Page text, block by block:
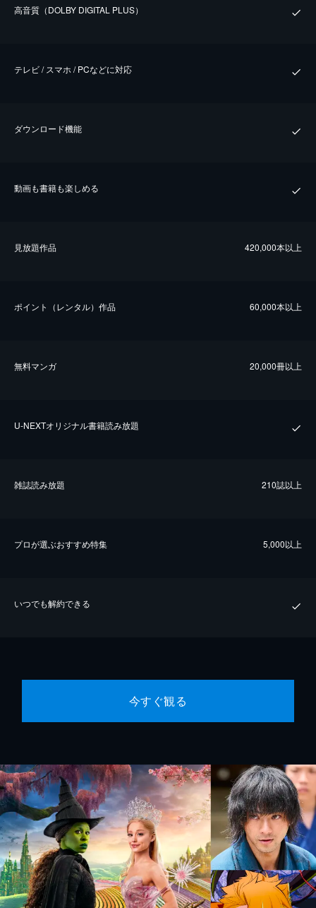
⾼⾳質（DOLBY DIGITAL PLUS）
テレビ / スマホ / PCなどに対応
ダウンロード機能
動画も書籍も楽しめる
⾒放題作品 420,000本以上
ポイント（レンタル）作品 60,000本以上
無料マンガ 20,000冊以上
U-NEXTオリジナル書籍読み放題
雑誌読み放題 210誌以上
プロが選ぶおすすめ特集 5,000以上
いつでも解約できる
今すぐ観る